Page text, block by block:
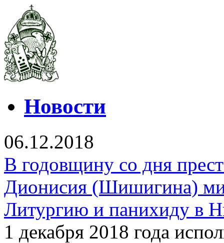
Новости
06.12.2018
В годовщину со дня
Дионисия (Шишигина)
Литургию и панихиду в
1 декабря 2018 года